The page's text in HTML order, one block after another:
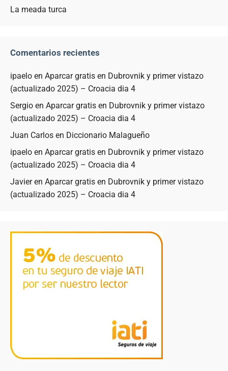
La meada turca
Comentarios recientes
ipaelo en Aparcar gratis en Dubrovnik y primer vistazo
(actualizado 2025) – Croacia dia 4
Sergio en Aparcar gratis en Dubrovnik y primer vistazo
(actualizado 2025) – Croacia dia 4
Juan Carlos en Diccionario Malagueño
ipaelo en Aparcar gratis en Dubrovnik y primer vistazo
(actualizado 2025) – Croacia dia 4
Javieren Aparcar gratis en Dubrovnik y primer vistazo
(actualizado 2025) – Croacia dia 4